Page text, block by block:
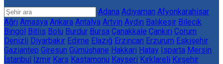
Adana Adıyaman Afyonkarahisar
Ağrı Amasya Ankara Antalya Artvin Aydın Balıkesir Bilecik
Bingöl Bitlis Bolu Burdur Bursa Çanakkale Çankırı Çorum
Denizli Diyarbakır Edirne Elazığ Erzincan Erzurum Eskişehir
Gaziantep Giresun Gümüşhane Hakkari Hatay Isparta Mersin
İstanbul İzmir Kars Kastamonu Kayseri Kırklareli Kırşehir